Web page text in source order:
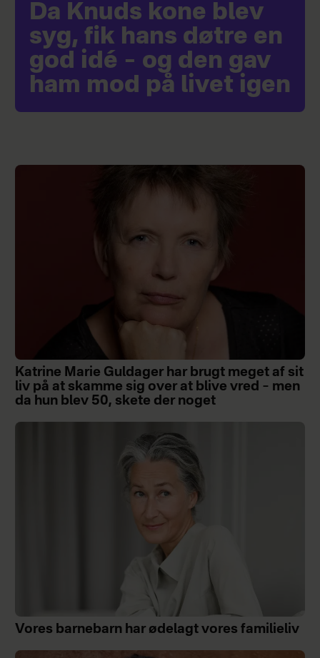
Da Knuds kone blev
syg, fik hans døtre en
god idé – og den gav
ham mod på livet igen
Katrine Marie Guldager har brugt meget af sit
liv på at skamme sig over at blive vred – men
da hun blev 50, skete der noget
Vores barnebarn har ødelagt vores familieliv